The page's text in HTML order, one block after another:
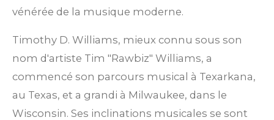
vénérée de la musique moderne.
Timothy D. Williams, mieux connu sous son
nom d'artiste Tim "Rawbiz" Williams, a
commencé son parcours musical à Texarkana,
au Texas, et a grandi à Milwaukee, dans le
Wisconsin. Ses inclinations musicales se sont